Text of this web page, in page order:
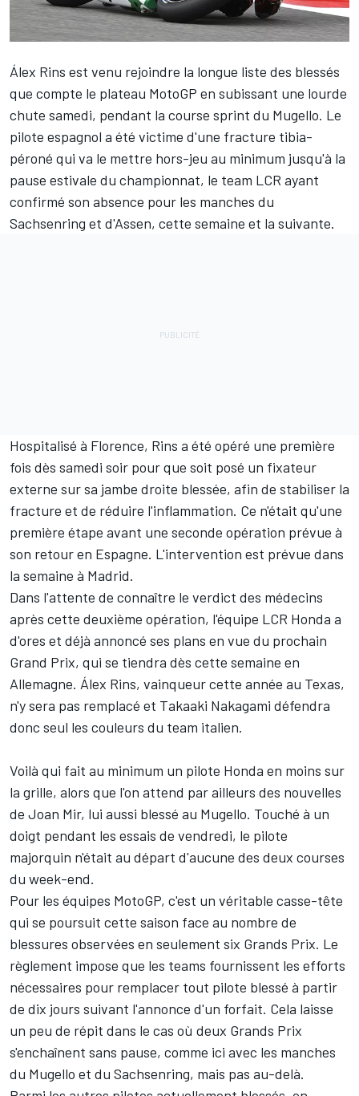
Álex Rins est venu rejoindre la longue liste des blessés
que compte le plateau MotoGP en subissant une lourde
chute samedi, pendant la course sprint du Mugello. Le
pilote espagnol a été victime d'une fracture tibia-
péroné qui va le mettre hors-jeu au minimum jusqu'à la
pause estivale du championnat, le team LCR ayant
confirmé son absence pour les manches du
Sachsenring et d'Assen, cette semaine et la suivante.
Hospitalisé à Florence, Rins a été opéré une première
fois dès samedi soir pour que soit posé un fixateur
externe sur sa jambe droite blessée, afin de stabiliser la
fracture et de réduire l'inflammation. Ce n'était qu'une
première étape avant une seconde opération prévue à
son retour en Espagne. L'intervention est prévue dans
la semaine à Madrid.
Dans l'attente de connaître le verdict des médecins
après cette deuxième opération, l'équipe LCR Honda a
d'ores et déjà annoncé ses plans en vue du prochain
Grand Prix, qui se tiendra dès cette semaine en
Allemagne. Álex Rins, vainqueur cette année au Texas,
n'y sera pas remplacé et Takaaki Nakagami défendra
donc seul les couleurs du team italien.
Voilà qui fait au minimum un pilote Honda en moins sur
la grille, alors que l'on attend par ailleurs des nouvelles
de Joan Mir, lui aussi blessé au Mugello. Touché à un
doigt pendant les essais de vendredi, le pilote
majorquin n'était au départ d'aucune des deux courses
du week-end.
Pour les équipes MotoGP, c'est un véritable casse-tête
qui se poursuit cette saison face au nombre de
blessures observées en seulement six Grands Prix. Le
règlement impose que les teams fournissent les efforts
nécessaires pour remplacer tout pilote blessé à partir
de dix jours suivant l'annonce d'un forfait. Cela laisse
un peu de répit dans le cas où deux Grands Prix
s'enchaînent sans pause, comme ici avec les manches
du Mugello et du Sachsenring, mais pas au-delà.